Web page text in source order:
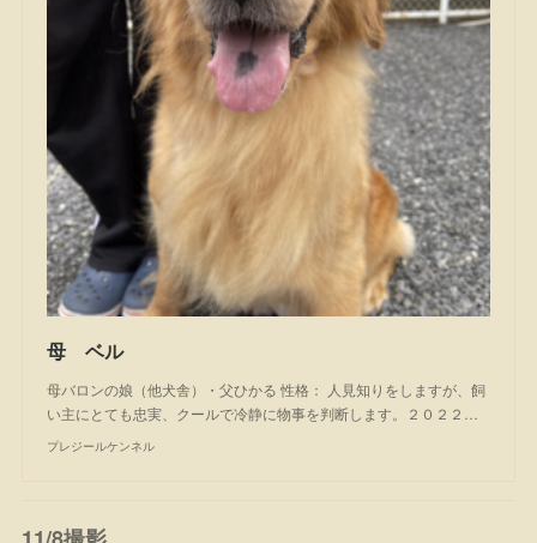
母 ベル
母バロンの娘（他犬舎）・父ひかる 性格： 人見知りをしますが、飼
い主にとても忠実、クールで冷静に物事を判断します。２０２２…
プレジールケンネル